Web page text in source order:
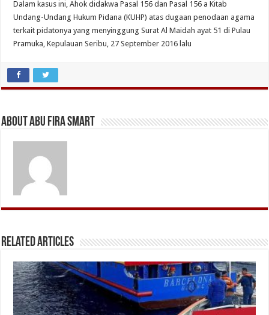
Dalam kasus ini, Ahok didakwa Pasal 156 dan Pasal 156 a Kitab
Undang-Undang Hukum Pidana (KUHP) atas dugaan penodaan agama
terkait pidatonya yang menyinggung Surat Al Maidah ayat 51 di Pulau
Pramuka, Kepulauan Seribu, 27 September 2016 lalu
About Abu Fira Smart
Related Articles